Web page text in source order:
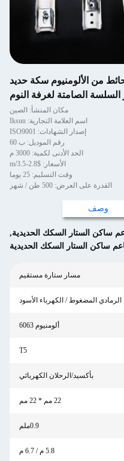
من الألومنيوم سكة حديد
السلسة الصامتة لغرفة النوم
مكان المنشأ: الصين
اسم العلامة التجارية: Iksun
إصدار الشهادات: ISO9001
رقم الموديل: ب 60
الحد الأدنى لكمية: 3000 م
الأسعار: $2.8-3.5/m
وقت التسليم: 25 يوما
القدرة على العرض: 500 طن / شهر
وصف
ساكن الستار السكك الحديدية,
ساكن الستار السكك الحديدية
مسار ستارة مستقيم
الرمادي المضغوط / الكهرباء الأسود
ألومنيوم 6063
T5
بأكسيد/الرحلان الكهربائي
22 مم * 22 مم
0.9ملم
5.8 م / 6.7 م